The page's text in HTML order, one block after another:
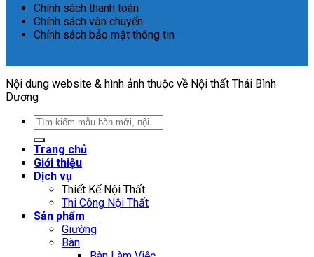
Chính sách thanh toán
Chính sách vận chuyển
Chính sách bảo mật thông tin
Nội dung website & hình ảnh thuộc về Nội thất Thái Bình
Dương
Search
for:
Trang chủ
Giới thiệu
Dịch vụ
Thiết Kế Nội Thất
Thi Công Nội Thất
Sản phẩm
Giường
Bàn